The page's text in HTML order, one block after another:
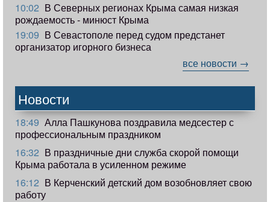
10:02 В Северных регионах Крыма самая низкая
рождаемость - минюст Крыма
19:09 В Севастополе перед судом предстанет
организатор игорного бизнеса
все новости →
Новости
18:49 Алла Пашкунова поздравила медсестер с
профессиональным праздником
16:32 В праздничные дни служба скорой помощи
Крыма работала в усиленном режиме
16:12 В Керченский детский дом возобновляет свою
работу